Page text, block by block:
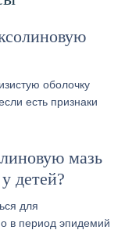
оболочку
есть признаки
мазь
детей?
для
в период эпидемий